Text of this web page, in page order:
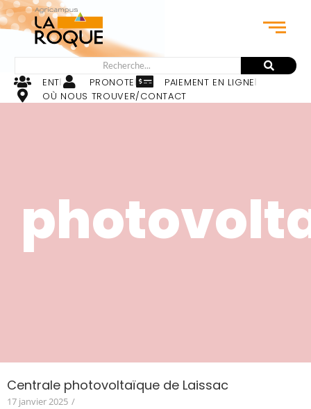
ENT PRONOTE
PAIEMENT EN LIGNE
OÙ NOUS TROUVER/CONTACT
Centrale photovoltaïque de Laissac
17 janvier 2025 /